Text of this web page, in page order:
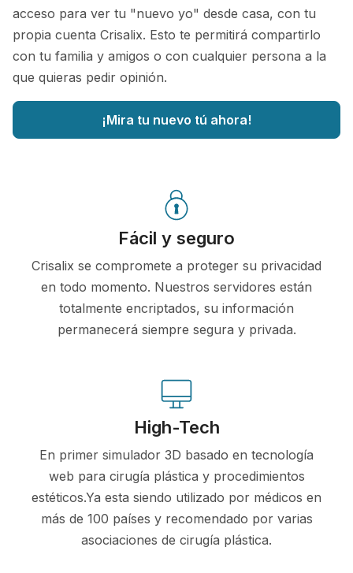
acceso para ver tu "nuevo yo" desde casa, con tu
propia cuenta Crisalix. Esto te permitirá compartirlo
con tu familia y amigos o con cualquier persona a la
que quieras pedir opinión.
¡Mira tu nuevo tú ahora!
Fácil y seguro
Crisalix se compromete a proteger su privacidad
en todo momento. Nuestros servidores están
totalmente encriptados, su información
permanecerá siempre segura y privada.
High-Tech
En primer simulador 3D basado en tecnología
web para cirugía plástica y procedimientos
estéticos.Ya esta siendo utilizado por médicos en
más de 100 países y recomendado por varias
asociaciones de cirugía plástica.